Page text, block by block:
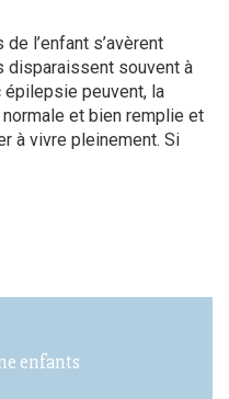
l’enfant s’avèrent
disparaissent souvent à
épilepsie peuvent, la
et bien remplie et
à vivre pleinement. Si
enfants